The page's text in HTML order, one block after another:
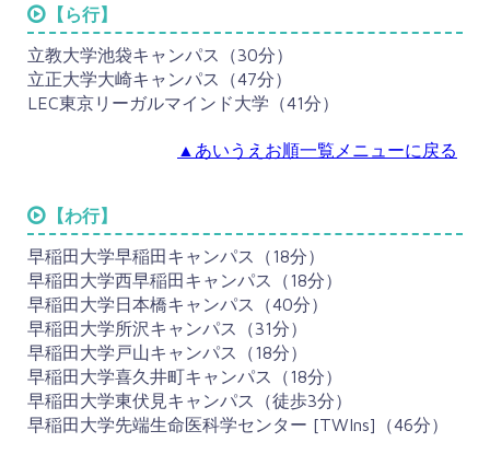
【ら行】
立教大学池袋キャンパス（30分）
立正大学大崎キャンパス（47分）
LEC東京リーガルマインド大学（41分）
▲あいうえお順一覧メニューに戻る
【わ行】
早稲田大学早稲田キャンパス（18分）
早稲田大学西早稲田キャンパス（18分）
早稲田大学日本橋キャンパス（40分）
早稲田大学所沢キャンパス（31分）
早稲田大学戸山キャンパス（18分）
早稲田大学喜久井町キャンパス（18分）
早稲田大学東伏見キャンパス（徒歩3分）
早稲田大学先端生命医科学センター [TWIns]（46分）